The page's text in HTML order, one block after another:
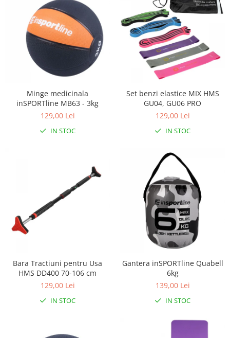
Minge medicinala
inSPORTline MB63 - 3kg
129,00 Lei
IN STOC
Set benzi elastice MIX HMS
GU04, GU06 PRO
129,00 Lei
IN STOC
Bara Tractiuni pentru Usa
HMS DD400 70-106 cm
129,00 Lei
IN STOC
Gantera inSPORTline Quabell
6kg
139,00 Lei
IN STOC